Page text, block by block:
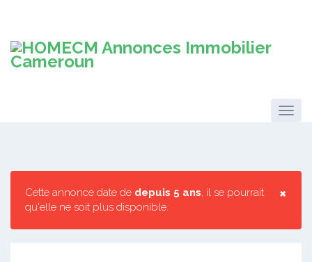
×
Cette annonce date de depuis 5 ans, il se pourrait
qu'elle ne soit plus disponible.